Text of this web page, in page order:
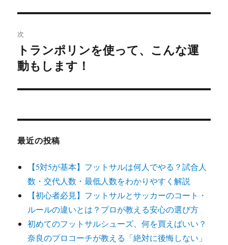
ビ
ゲ
ー
シ
ン
稿:
次
次
の
稿:
トランポリンを使って、こんな運
動もします！
最近の投稿
【5対5が基本】フットサルは何人でやる？試合人
数・交代人数・最低人数をわかりやすく解説
【初心者必見】フットサルとサッカーのコート・
ルールの違いとは？プロが教える安心の選び方
初めてのフットサルシューズ、何を買えばいい？
奈良のプロコーチが教える「絶対に後悔しない」